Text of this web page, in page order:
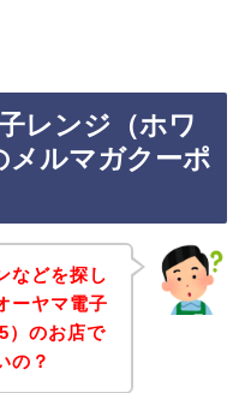
レンジ（ホワ
メルマガクーポ
などを探し
ーヤマ電子
）のお店で
の？